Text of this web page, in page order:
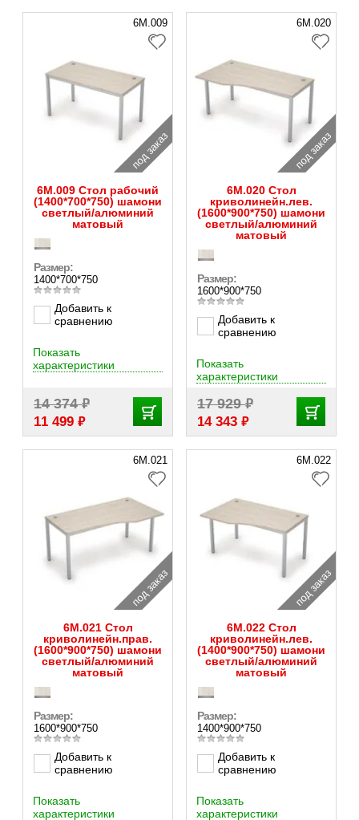
6М.009
под заказ
6М.009 Стол рабочий
(1400*700*750) шамони
светлый/алюминий
матовый
Размер:
1400*700*750
Добавить к
сравнению
14 374₽
11 499 ₽
Показать
характеристики
6М.020
под заказ
6М.020 Стол
криволинейн.лев.
(1600*900*750) шамони
светлый/алюминий
матовый
Размер:
1600*900*750
Добавить к
сравнению
17 929₽
14 343 ₽
Показать
характеристики
6М.021
под заказ
6М.021 Стол
криволинейн.прав.
(1600*900*750) шамони
светлый/алюминий
матовый
Размер:
1600*900*750
Добавить к
сравнению
Показать
характеристики
6М.022
под заказ
6М.022 Стол
криволинейн.лев.
(1400*900*750) шамони
светлый/алюминий
матовый
Размер:
1400*900*750
Добавить к
сравнению
Показать
характеристики